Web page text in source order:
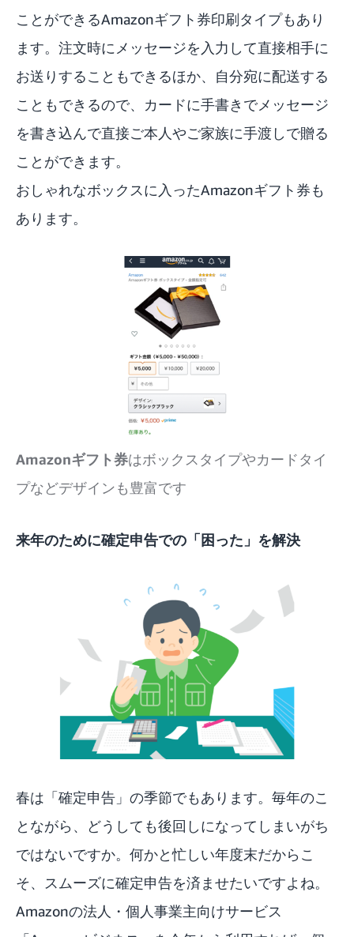
ことができるAmazonギフト券印刷タイプもあり
ます。注文時にメッセージを入力して直接相手に
お送りすることもできるほか、自分宛に配送する
こともできるので、カードに手書きでメッセージ
を書き込んで直接ご本人やご家族に手渡しで贈る
ことができます。
おしゃれなボックスに入ったAmazonギフト券も
あります。
Amazonギフト券はボックスタイプやカードタイ
プなどデザインも豊富です
来年のために確定申告での「困った」を解決
春は「確定申告」の季節でもあります。毎年のこ
とながら、どうしても後回しになってしまいがち
ではないですか。何かと忙しい年度末だからこ
そ、スムーズに確定申告を済ませたいですよね。
Amazonの法人・個人事業主向けサービス